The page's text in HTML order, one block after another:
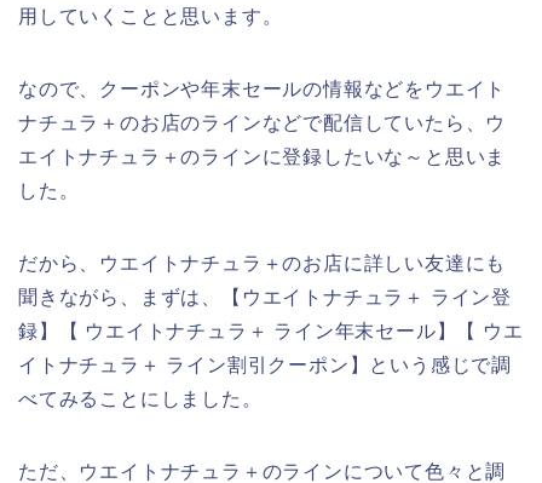
用していくことと思います。
なので、クーポンや年末セールの情報などをウエイト
ナチュラ＋のお店のラインなどで配信していたら、ウ
エイトナチュラ＋のラインに登録したいな～と思いま
した。
だから、ウエイトナチュラ＋のお店に詳しい友達にも
聞きながら、まずは、【ウエイトナチュラ＋ ライン登
録】【 ウエイトナチュラ＋ ライン年末セール】【 ウエ
イトナチュラ＋ ライン割引クーポン】という感じで調
べてみることにしました。
ただ、ウエイトナチュラ＋のラインについて色々と調